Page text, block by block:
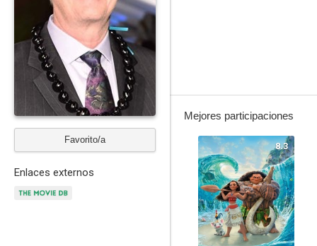
Favorito/a
Enlaces externos
Mejores participaciones
8.3